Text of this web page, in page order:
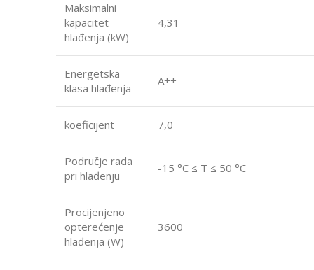
Maksimalni
kapacitet
hlađenja (kW)
4,31
Energetska
klasa hlađenja
A++
koeficijent 7,0
Područje rada
pri hlađenju
-15 °C ≤ T ≤ 50 °C
Procijenjeno
opterećenje
hlađenja (W)
3600